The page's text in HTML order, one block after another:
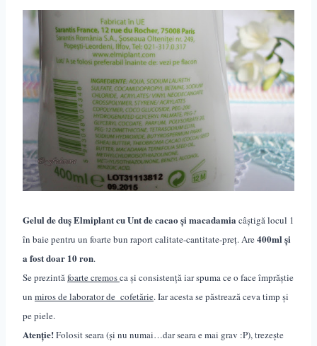
Gelul de duș Elmiplant cu Unt de cacao și macadamia câștigă locul 1
în baie pentru un foarte bun raport calitate-cantitate-preț. Are400ml și
a fost doar 10 ron.
Se prezintăfoarte cremosca și consistență iar spuma ce o face împrăștie
un miros de laborator de cofetărie. Iar acesta se păstrează ceva timp și
pe piele.
Atenție!Folosit seara (și nu numai…dar seara e mai grav :P), trezește